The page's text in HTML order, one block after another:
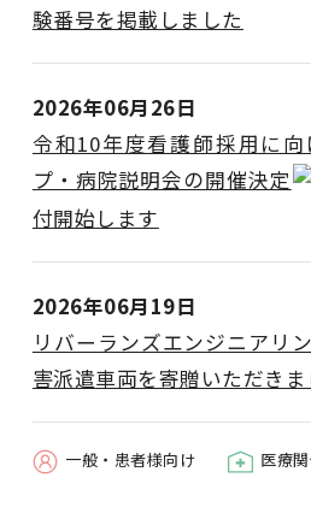
験番号を掲載しました
2026年06月26日
令和10年度看護師採用に
プ・病院説明会の開催決定
付開始します
2026年06月19日
リバーランズエンジニアリ
害派遣車両を寄贈いただきま
一般・患者様向け 医療